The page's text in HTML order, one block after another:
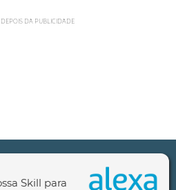
DA PUBLICIDADE
Skill para